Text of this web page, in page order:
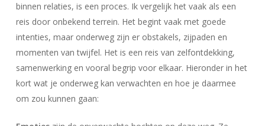
binnen relaties, is een proces. Ik vergelijk het vaak als een
reis door onbekend terrein. Het begint vaak met goede
intenties, maar onderweg zijn er obstakels, zijpaden en
momenten van twijfel. Het is een reis van zelfontdekking,
samenwerking en vooral begrip voor elkaar. Hieronder in het
kort wat je onderweg kan verwachten en hoe je daarmee
om zou kunnen gaan: